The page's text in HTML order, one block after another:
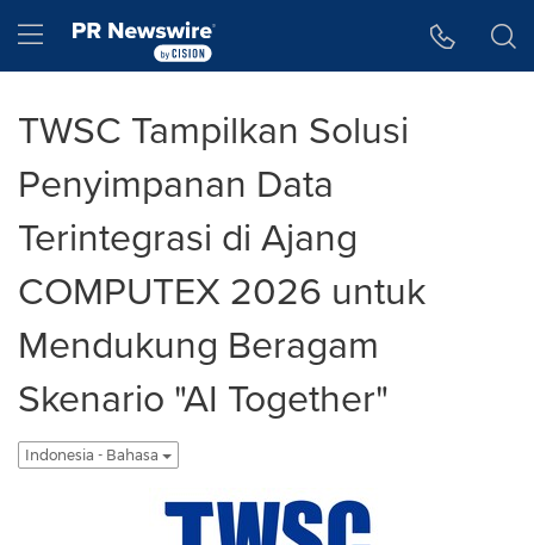
Hamburger menu
TWSC Tampilkan Solusi
Penyimpanan Data
Terintegrasi di Ajang
COMPUTEX 2026 untuk
Mendukung Beragam
Skenario "AI Together"
Indonesia - Bahasa